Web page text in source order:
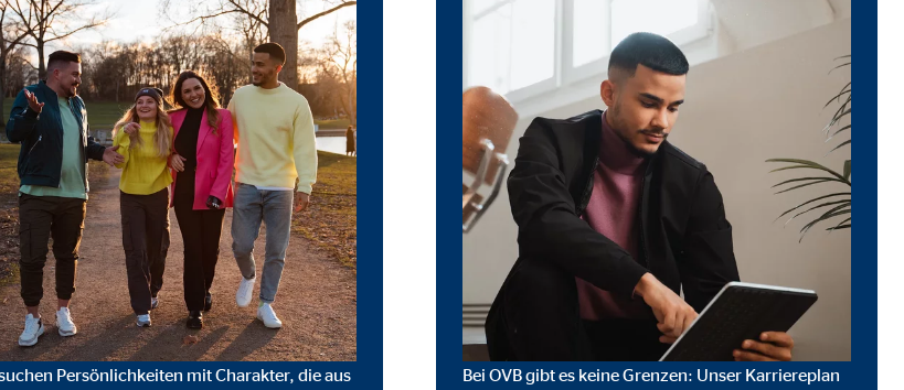
Persönlichkeiten mit Charakter, die aus
Bei OVB gibt es keine Grenzen: Unser Karriereplan
Ltd.